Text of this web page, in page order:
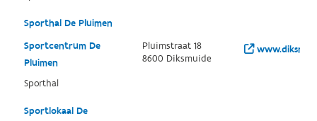
Sporthal De Pluimen
Sportcentrum De
Pluimen
Sporthal
Pluimstraat 18
8600 Diksmuide
Sportlokaal De